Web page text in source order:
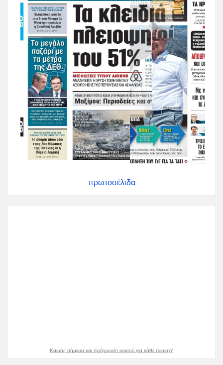
πρωτοσέλιδα
Καιρός σήμερα και πρόγνωση καιρού για κάθε περιοχή